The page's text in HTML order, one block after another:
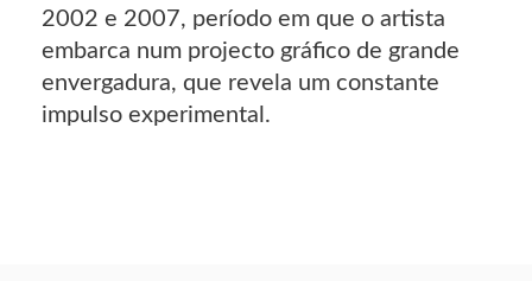
2002 e 2007, período em que o artista
embarca num projecto gráfico de grande
envergadura, que revela um constante
impulso experimental.